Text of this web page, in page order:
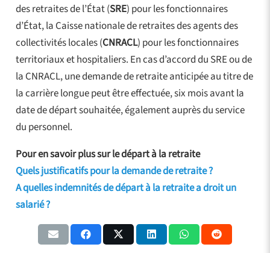
des retraites de l’État (SRE) pour les fonctionnaires
d’État, la Caisse nationale de retraites des agents des
collectivités locales (CNRACL) pour les fonctionnaires
territoriaux et hospitaliers. En cas d’accord du SRE ou de
la CNRACL, une demande de retraite anticipée au titre de
la carrière longue peut être effectuée, six mois avant la
date de départ souhaitée, également auprès du service
du personnel.
Pour en savoir plus sur le départ à la retraite
Quels justificatifs pour la demande de retraite ?
A quelles indemnités de départ à la retraite a droit un
salarié ?